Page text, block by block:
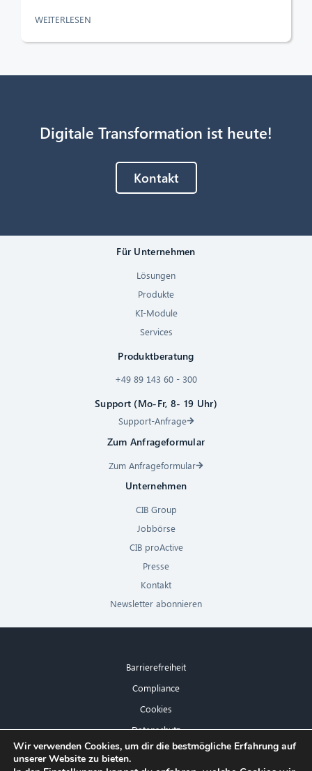
WEITERLESEN
Digitale Transformation ist heute!
Kontakt
Für Unternehmen
Lösungen
Produkte
KI-Module
Services
Produktberatung
+49 89 143 60 - 300
Support (Mo-Fr, 8- 19 Uhr)
Support-Anfrage
Zum Anfrageformular
Zum Anfrageformular
Unternehmen
CIB Group
Jobbörse
CIB proActive
Presse
Kontakt
Newsletter abonnieren
Barrierefreiheit
Compliance
Cookies
Datenschutz
Impressum
Wir verwenden Cookies, um dir die bestmögliche Erfahrung auf
unserer Website zu bieten.
×